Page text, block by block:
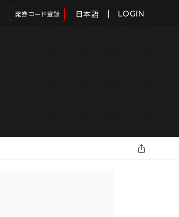
発券コード登録 日本語 LOGIN